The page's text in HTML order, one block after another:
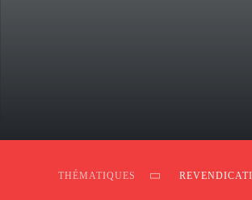
THÉMATIQUES